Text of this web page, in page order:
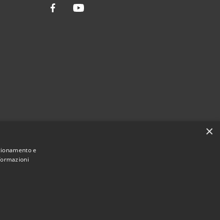
Facebook
Straordinario • Powered by
×
e